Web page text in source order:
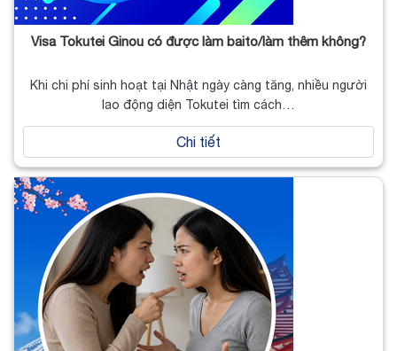
Visa Tokutei Ginou có được làm baito/làm thêm không?
Khi chi phí sinh hoạt tại Nhật ngày càng tăng, nhiều người
lao động diện Tokutei tìm cách…
Chi tiết